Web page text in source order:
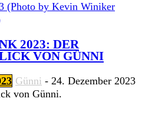
2023: DER
VON GÜNNI
Günni - 24. Dezember 2023
von Günni.